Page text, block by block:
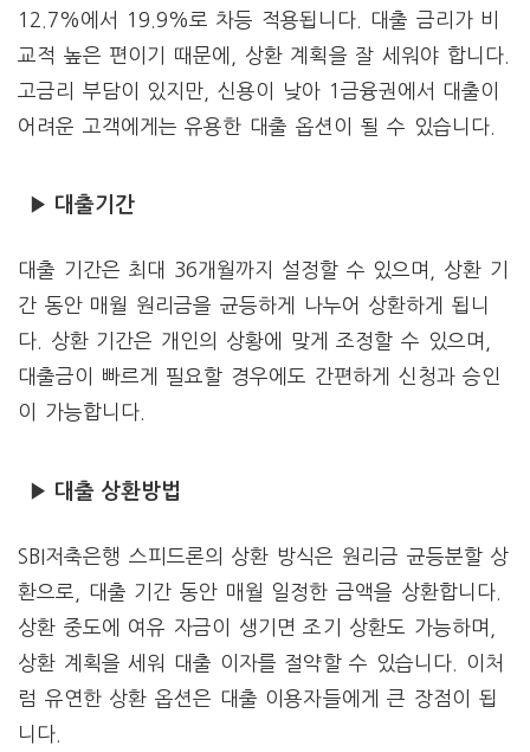
12.7%에서 19.9%로 차등 적용됩니다. 대출 금리가 비
교적 높은 편이기 때문에, 상환 계획을 잘 세워야 합니다.
고금리 부담이 있지만, 신용이 낮아 1금융권에서 대출이
어려운 고객에게는 유용한 대출 옵션이 될 수 있습니다.
▶ 대출기간
대출 기간은 최대 36개월까지 설정할 수 있으며, 상환 기
간 동안 매월 원리금을 균등하게 나누어 상환하게 됩니
다. 상환 기간은 개인의 상황에 맞게 조정할 수 있으며,
대출금이 빠르게 필요할 경우에도 간편하게 신청과 승인
이 가능합니다.
▶ 대출 상환방법
SBI저축은행 스피드론의 상환 방식은 원리금 균등분할 상
환으로, 대출 기간 동안 매월 일정한 금액을 상환합니다.
상환 중도에 여유 자금이 생기면 조기 상환도 가능하며,
상환 계획을 세워 대출 이자를 절약할 수 있습니다. 이처
럼 유연한 상환 옵션은 대출 이용자들에게 큰 장점이 됩
니다.